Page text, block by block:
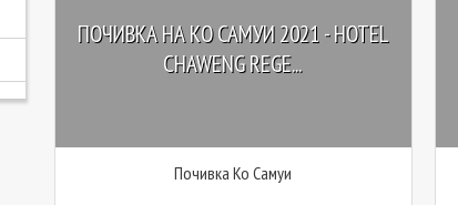
ПОЧИВКА НА КО САМУИ 2021 - HOTEL
CHAWENG REGE...
Почивка Ко Самуи